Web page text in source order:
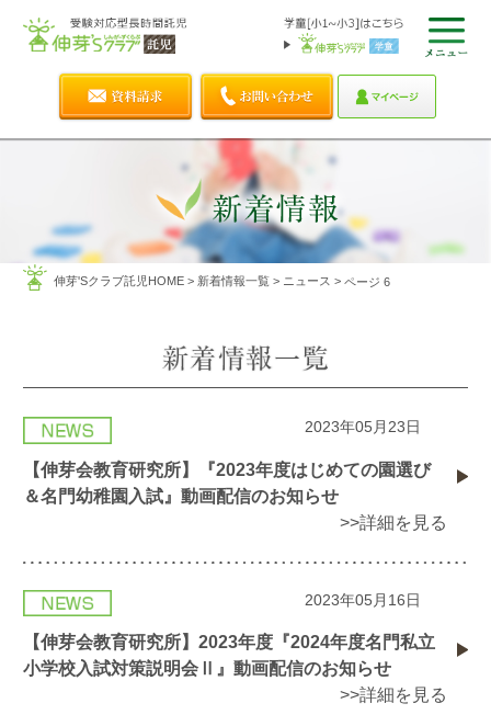
伸芽'Sクラブ託児HOME> 新着情報一覧> ニュース > ページ 6
2023年05月23日
【伸芽会教育研究所】『2023年度はじめての園選び
＆名門幼稚園入試』動画配信のお知らせ
>>詳細を見る
2023年05月16日
【伸芽会教育研究所】2023年度『2024年度名門私立
小学校入試対策説明会Ⅱ』動画配信のお知らせ
>>詳細を見る